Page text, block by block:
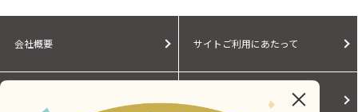
会社概要 サイトご利用にあたって